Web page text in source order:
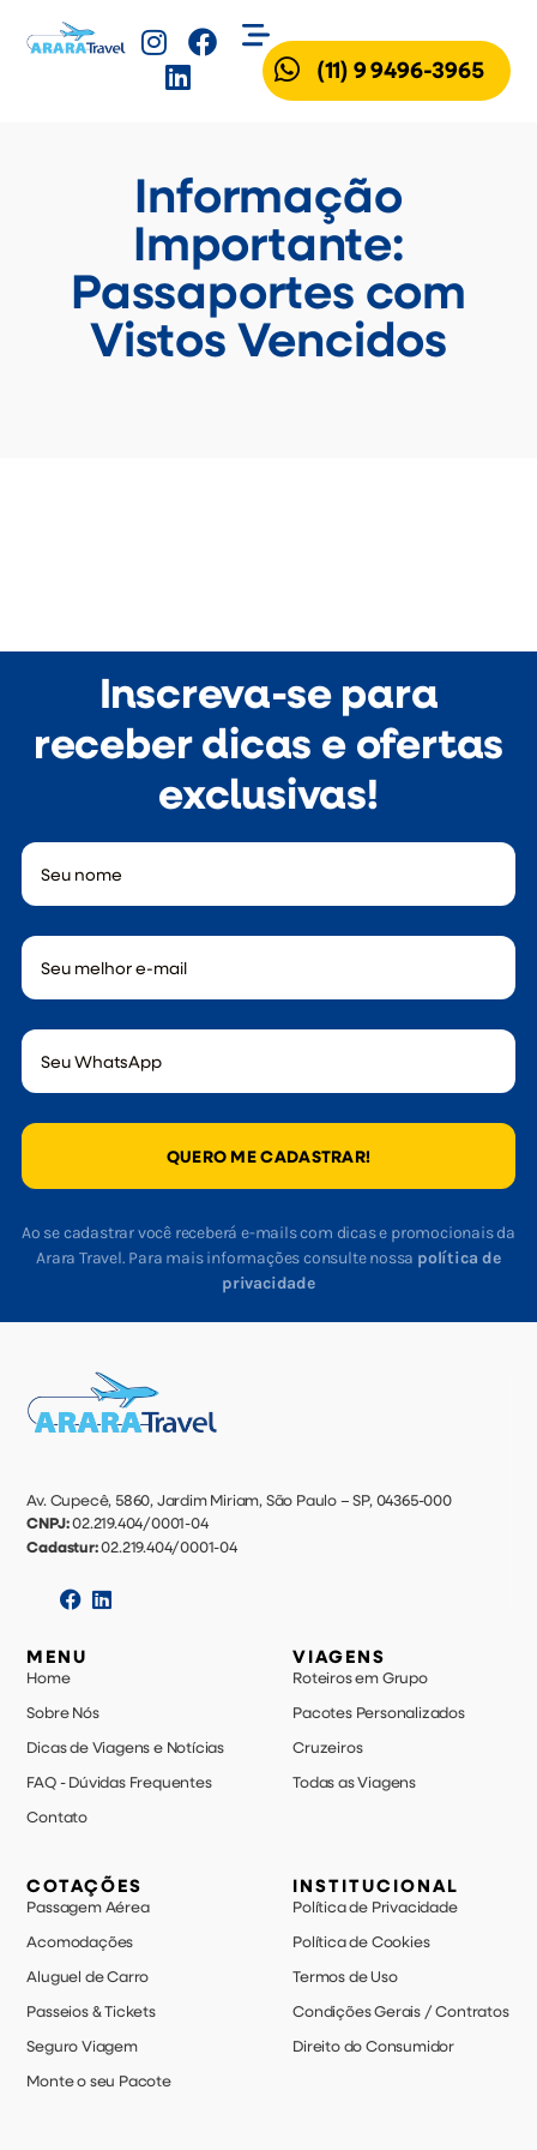
(11) 9 9496-3965
Informação
Importante:
Passaportes com
Vistos Vencidos
Inscreva-se para
receber dicas e ofertas
exclusivas!
QUERO ME CADASTRAR!
Ao se cadastrar você receberá e-mails com dicas e promocionais da
Arara Travel. Para mais informações consulte nossa política de
privacidade
Av. Cupecê, 5860, Jardim Miriam, São Paulo – SP, 04365-000
CNPJ:02.219.404/0001-04
Cadastur:02.219.404/0001-04
MENU
Home
Sobre Nós
Dicas de Viagens e Notícias
FAQ - Dúvidas Frequentes
Contato
VIAGENS
Roteiros em Grupo
Pacotes Personalizados
Cruzeiros
Todas as Viagens
COTAÇÕES
Passagem Aérea
Acomodações
Aluguel de Carro
Passeios & Tickets
Seguro Viagem
Monte o seu Pacote
INSTITUCIONAL
Política de Privacidade
Política de Cookies
Termos de Uso
Condições Gerais / Contratos
Direito do Consumidor